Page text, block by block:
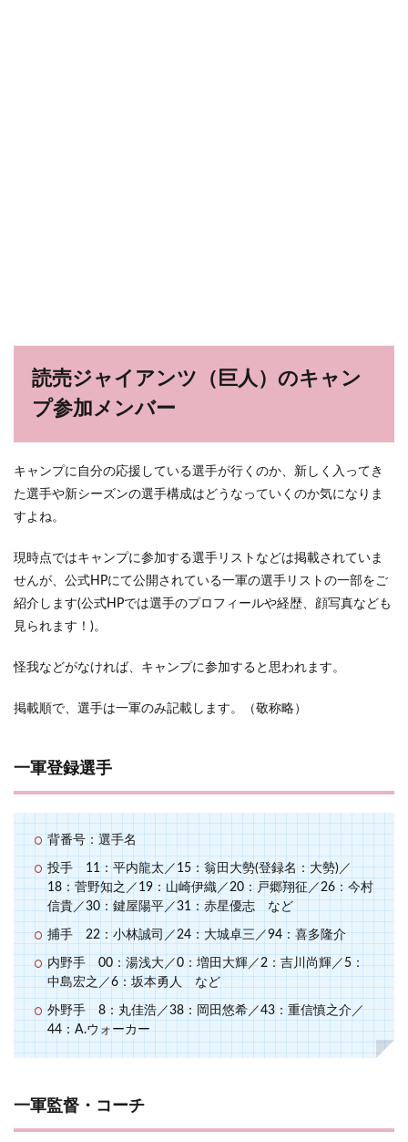
読売ジャイアンツ（巨人）のキャン
プ参加メンバー
キャンプに自分の応援している選手が行くのか、新しく入ってき
た選手や新シーズンの選手構成はどうなっていくのか気になりま
すよね。
現時点ではキャンプに参加する選手リストなどは掲載されていま
せんが、公式HPにて公開されている一軍の選手リストの一部をご
紹介します(公式HPでは選手のプロフィールや経歴、顔写真なども
見られます！)。
怪我などがなければ、キャンプに参加すると思われます。
掲載順で、選手は一軍のみ記載します。（敬称略）
一軍登録選手
背番号：選手名
投手 11：平内龍太／15：翁田大勢(登録名：大勢)／
18：菅野知之／19：山崎伊織／20：戸郷翔征／26：今村
信貴／30：鍵屋陽平／31：赤星優志 など
捕手 22：小林誠司／24：大城卓三／94：喜多隆介
内野手 00：湯浅大／0：増田大輝／2：吉川尚輝／5：
中島宏之／6：坂本勇人 など
外野手 8：丸佳浩／38：岡田悠希／43：重信慎之介／
44：A.ウォーカー
一軍監督・コーチ